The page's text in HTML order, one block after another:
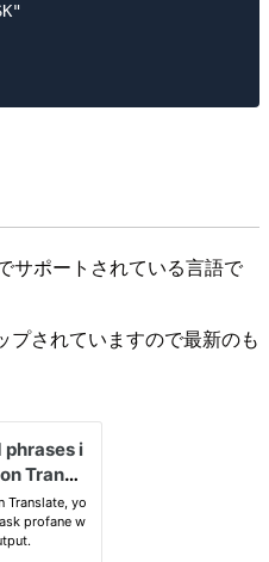
サポートされている言語で
プされていますので最新のも